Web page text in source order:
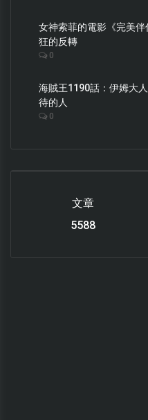
女神索菲的電影《完美
狂的反轉
0
海賊王1190話：伊姆大
待的人
0
文章
6119